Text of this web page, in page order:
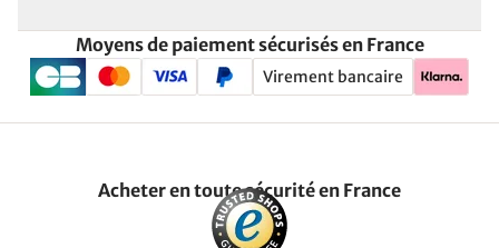
Moyens de paiement sécurisés en France
Virement bancaire
Acheter en toute sécurité en France